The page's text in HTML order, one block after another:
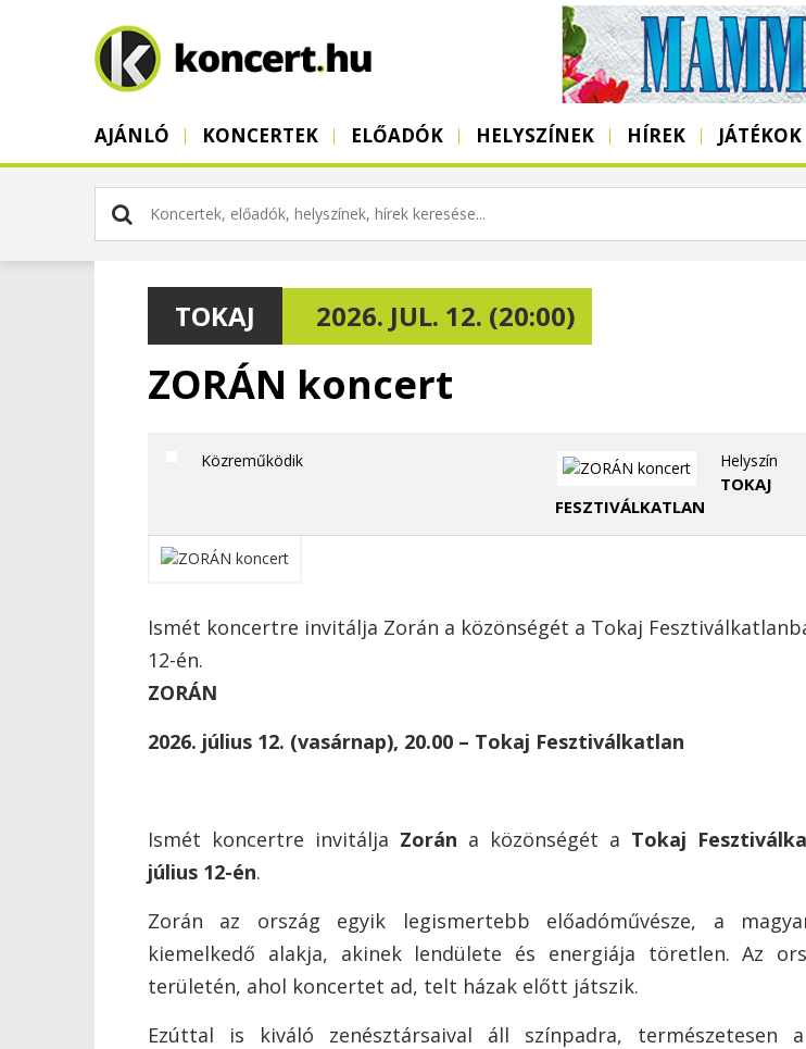
AJÁNLÓ KONCERTEK ELŐADÓK HELYSZÍNEK HÍREK JÁTÉKOK
TOKAJ 2026. JUL. 12. (20:00)
ZORÁN koncert
Közreműködik Helyszín
TOKAJ
FESZTIVÁLKATLAN
Ismét koncertre invitálja Zorán a közönségét a Tokaj
12-én.
ZORÁN
2026. július 12. (vasárnap), 20.00 – Tokaj Fesztiválkatlan
Ismét koncertre invitálja Zorán a közönségét a Tokaj
július 12-én.
Zorán az ország egyik legismertebb előadóművésze, a
kiemelkedő alakja, akinek lendülete és energiája töretlen. Az
területén, ahol koncertet ad, telt házak előtt játszik.
Ezúttal is kiváló zenésztársaival áll színpadra, természetesen